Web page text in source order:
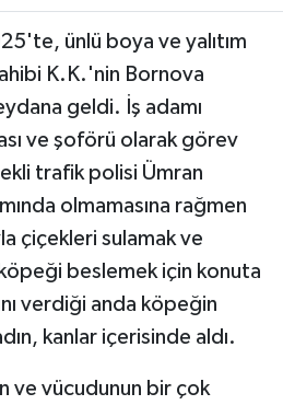
ünlü boya ve yalıtım
K.K.'nin Bornova
geldi. İş adamı
ve şoförü olarak görev
trafik polisi Ümran
olmamasına rağmen
çiçekleri sulamak ve
beslemek için konuta
verdiği anda köpeğin
kanlar içerisinde aldı.
ve vücudunun bir çok